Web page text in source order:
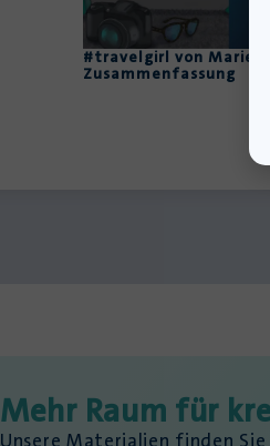
#travelgirl von
Zusammenfassung
Mehr Raum für
Unsere Materialien finden